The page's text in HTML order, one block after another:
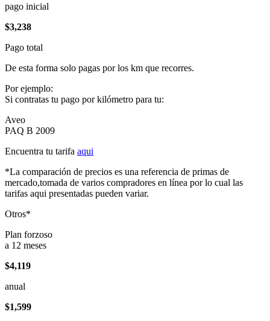
pago inicial
$3,238
Pago total
De esta forma solo pagas por los km que recorres.
Por ejemplo:
Si contratas tu pago por kilómetro para tu:
Aveo
PAQ B 2009
Encuentra tu tarifa aqui
*La comparación de precios es una referencia de primas de
mercado,tomada de varios compradores en línea por lo cual las
tarifas aqui presentadas pueden variar.
Otros*
Plan forzoso
a 12 meses
$4,119
anual
$1,599